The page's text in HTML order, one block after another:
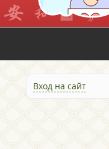
Вход на сайт